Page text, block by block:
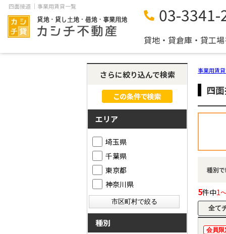
四面接道 ｜事業用賃貸一覧 03-3341-
貸地・貸倉庫・貸工
事業用賃
四
種別
5件中1
会員限
さらに絞り込んで検索
エリア
埼玉県
千葉県
東京都
神奈川県
種別